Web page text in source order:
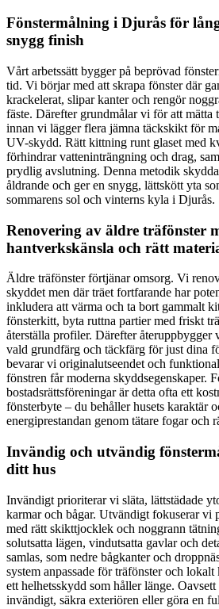
Fönstermålning i Djurås för
snygg finish
Vårt arbetssätt bygger på beprövad
tid. Vi börjar med att skrapa fönster där
krackelerat, slipar kanter och rengör
fäste. Därefter grundmålar vi för att mätta
innan vi lägger flera jämna täckskikt för
UV-skydd. Rätt kittning runt glaset med
förhindrar vatteninträngning och drag,
prydlig avslutning. Denna metodik
åldrande och ger en snygg, lättskött yta
sommarens sol och vinterns kyla i Djurås.
Renovering av äldre träfönster
hantverkskänsla och rätt
Äldre träfönster förtjänar omsorg. Vi
skyddet men där träet fortfarande har
inkludera att värma och ta bort gammalt
fönsterkitt, byta ruttna partier med friskt
återställa profiler. Därefter återuppbygger
vald grundfärg och täckfärg för just dina
bevarar vi originalutseendet och
fönstren får moderna skyddsegenskaper.
bostadsrättsföreningar är detta ofta ett
fönsterbyte – du behåller husets karaktär
energiprestandan genom tätare fogar och
Invändig och utvändig
ditt hus
Invändigt prioriterar vi släta, lättstädade
karmar och bågar. Utvändigt fokuserar vi
med rätt skikttjocklek och noggrann
solutsatta lägen, vindutsatta gavlar och
samlas, som nedre bågkanter och
system anpassade för träfönster och
ett helhetsskydd som håller länge.
invändigt, säkra exteriören eller göra en